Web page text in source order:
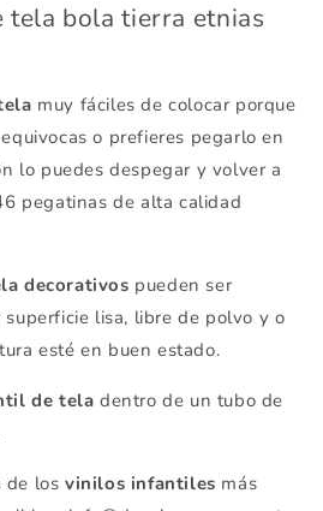
bola tierra etnias
muy fáciles de colocar porque
o prefieres pegarlo en
lo puedes despegar y volver a
pegatinas de alta calidad
decorativos pueden ser
lisa, libre de polvo y o
esté en buen estado.
de tela dentro de un tubo de
de los vinilos infantiles más